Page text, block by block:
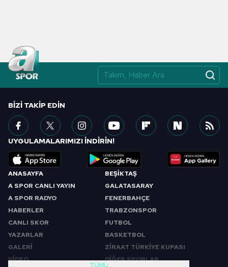
ANASAYFA
A SPOR CANLI YAYIN
A SPOR RADYO
HABERLER
CANLI SKOR
YAZARLAR
GALERİ
VİDEO
BEŞİKTAŞ
GALATASARAY
FENERBAHÇE
TRABZONSPOR
FUTBOL
BASKETBOL
ZİRAAT TÜRKİYE KUPASI
DİĞER SPORLAR
TÜMÜ
BIZI TAKIP EDIN
UYGULAMALARIMIZI İNDİRİN!